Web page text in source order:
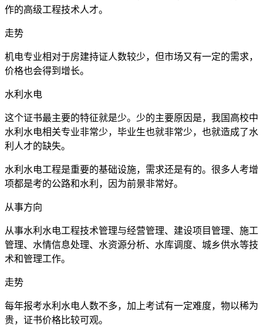
作的高级工程技术人才。
走势
机电专业相对于房建持证人数较少，但市场又有一定的需求，
价格也会得到增长。
水利水电
这个证书最主要的特征就是少。少的主要原因是，我国高校中
水利水电相关专业非常少，毕业生也就非常少，也就造成了水
利人才的缺失。
水利水电工程是重要的基础设施，需求还是有的。很多人考增
项都是考的公路和水利，因为前景非常好。
从事方向
从事水利水电工程技术管理与经营管理、建设项目管理、施工
管理、水情信息处理、水资源分析、水库调度、城乡供水等技
术和管理工作。
走势
每年报考水利水电人数不多，加上考试有一定难度，物以稀为
贵，证书价格比较可观。